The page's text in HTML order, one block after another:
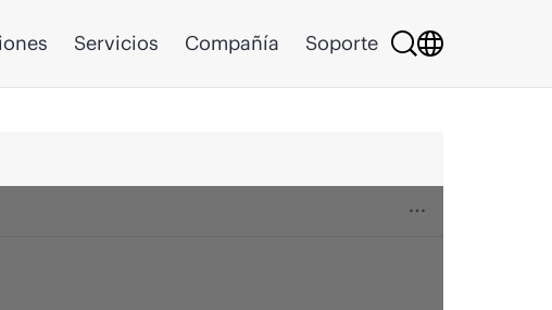
Servicios Compañía Soporte